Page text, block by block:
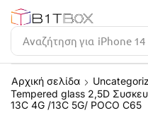
Αναζήτηση για iPhone 14
Αρχική σελίδα
Tempered glass 2,5D
13C 4G /13C 5G/ POCO C65